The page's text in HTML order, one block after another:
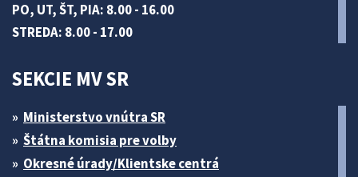
PO, UT, ŠT, PIA: 8.00 - 16.00
STREDA: 8.00 - 17.00
SEKCIE MV SR
Ministerstvo vnútra SR
Štátna komisia pre volby
Okresné úrady/Klientske centrá